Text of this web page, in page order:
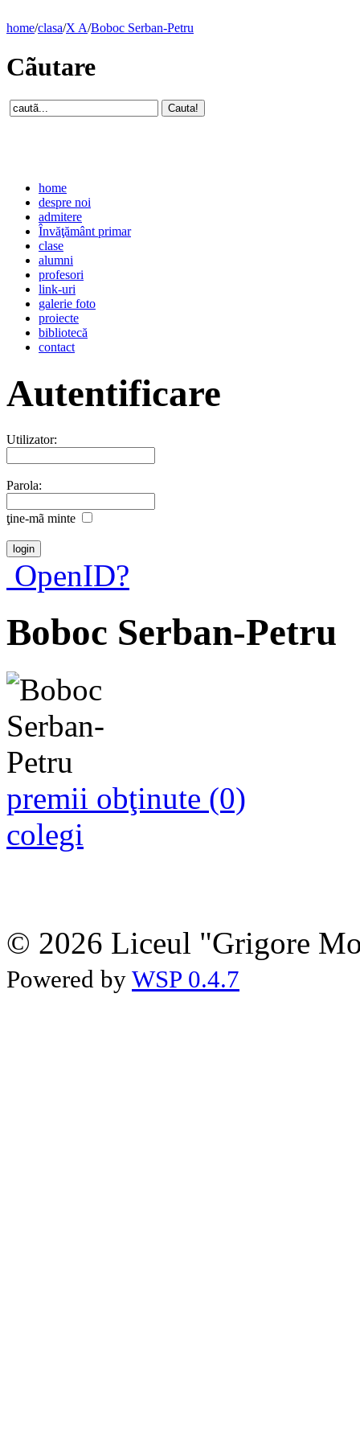
home/clasa/X A/Boboc Serban-Petru
Cãutare
home
despre noi
admitere
Învăţământ primar
clase
alumni
profesori
link-uri
galerie foto
proiecte
bibliotecă
contact
Autentificare
Utilizator:
Parola:
ţine-mã minte
OpenID?
Boboc Serban-Petru
premii obţinute (0)
colegi
© 2026 Liceul "Grigore
Powered by WSP 0.4.7